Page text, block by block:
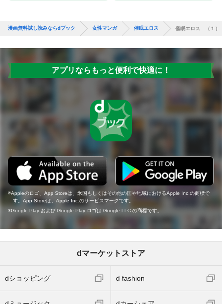
漫画無料試し読みならdブック 女性マンガ 催眠エロス 催眠エロス （１）
アプリならもっと便利で快適に！
Appleのロゴ、App Storeは、米国もしくはその他の国や地域におけるApple Inc.の商標で
す。App Storeは、Apple Inc.のサービスマークです。
Google Play および Google Play ロゴは Google LLC の商標です。
dマーケットストア
dショッピング d fashion